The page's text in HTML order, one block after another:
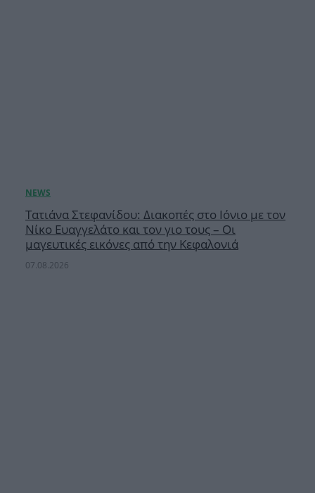
Τατιάνα Στεφανίδου: Διακοπές στο Ιόνιο με τον
Νίκο Ευαγγελάτο και τον γιο τους – Οι
μαγευτικές εικόνες από την Κεφαλονιά
07.08.2026